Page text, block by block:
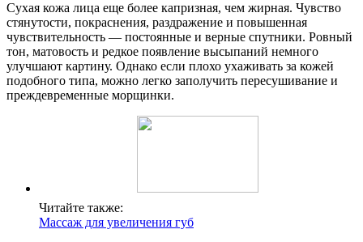
Сухая кожа лица еще более капризная, чем жирная. Чувство
стянутости, покраснения, раздражение и повышенная
чувствительность — постоянные и верные спутники. Ровный
тон, матовость и редкое появление высыпаний немного
улучшают картину. Однако если плохо ухаживать за кожей
подобного типа, можно легко заполучить пересушивание и
преждевременные морщинки.
Читайте также:
Массаж для увеличения губ